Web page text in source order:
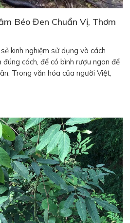
Béo Đen Chuẩn Vị, Thơm
kinh nghiệm sử dụng và cách
cách, để có bình rượu ngon để
Trong văn hóa của người Việt,
núi, một bình rượu ngâm thảo